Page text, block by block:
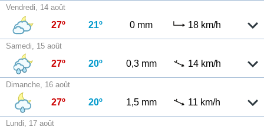
Vendredi, 14 août
27º 21º 0 mm 18 km/h
Samedi, 15 août
27º 20º 0,3 mm 14 km/h
Dimanche, 16 août
27º 20º 1,5 mm 11 km/h
Lundi, 17 août